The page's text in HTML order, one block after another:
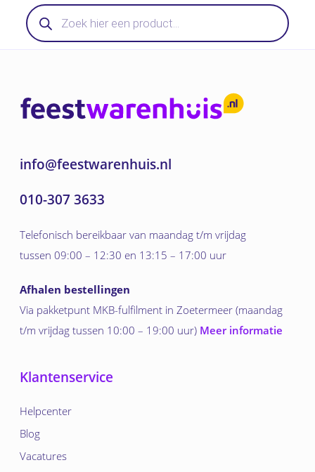
Producten
zoeken
info@feestwarenhuis.nl
010-307 3633
Telefonisch bereikbaar van maandag t/m vrijdag
tussen 09:00 – 12:30 en 13:15 – 17:00 uur
Afhalen bestellingen
Via pakketpunt MKB-fulfilment in Zoetermeer (maandag
t/m vrijdag tussen 10:00 – 19:00 uur) Meer informatie
Klantenservice
Helpcenter
Blog
Vacatures